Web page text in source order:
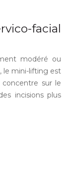
facial
modéré ou
le mini-lifting est
sur le
incisions plus